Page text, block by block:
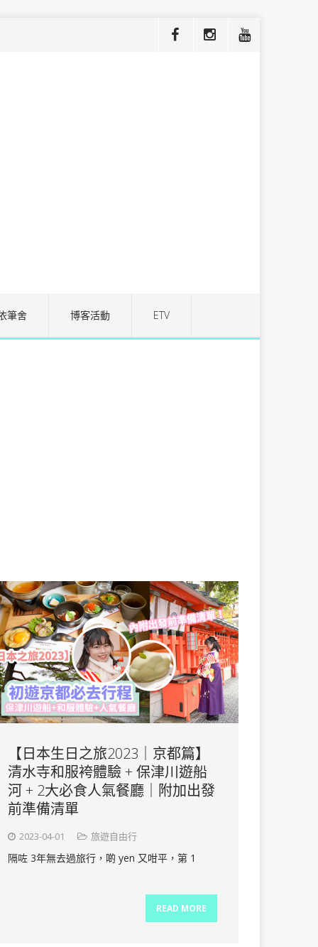
筆舍 博客活動 ETV
【日本生日之旅2023｜京都篇】
清水寺和服袴體驗 + 保津川遊船
河 + 2大必食人氣餐廳｜附加出發
前準備清單
2023-04-01 旅遊自由行
隔咗 3年無去過旅行，啲 yen 又咁平，第 1
READ MORE